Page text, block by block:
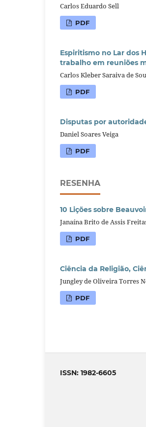
Carlos Eduardo Sell
PDF
Espiritismo no Lar dos
trabalho em reuniões
Carlos Kleber Saraiva de
PDF
Disputas por
Daniel Soares Veiga
PDF
RESENHA
10 Lições sobre
Janaína Brito de Assis
PDF
Ciência da Religião,
Jungley de Oliveira Torres
PDF
ISSN: 1982-6605